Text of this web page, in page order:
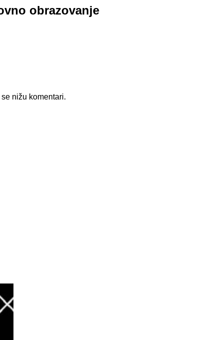
obrazovanje
nižu komentari.